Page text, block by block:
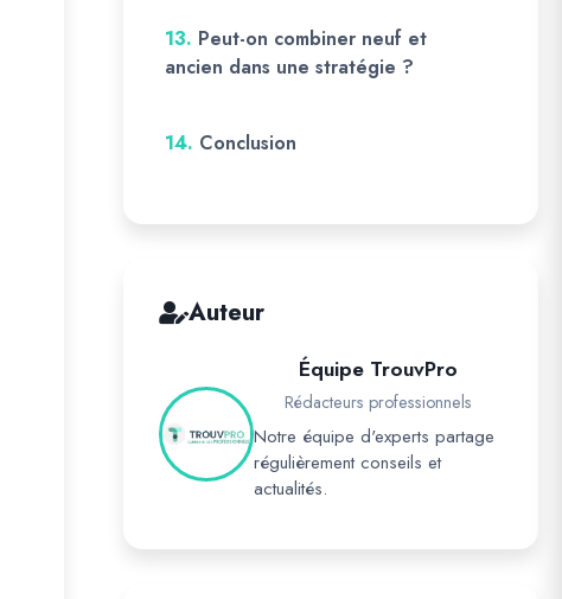
13. Peut-on combiner neuf et
ancien dans une stratégie ?
14. Conclusion
Auteur
Équipe TrouvPro
Rédacteurs professionnels
Notre équipe d'experts partage
régulièrement conseils et
actualités.